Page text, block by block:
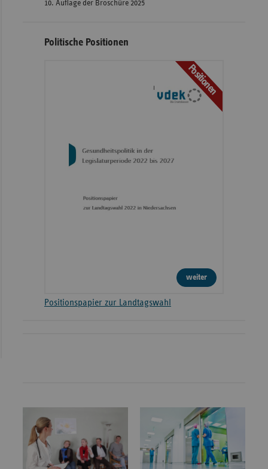
10. Auflage der Broschüre 2025
Politische Positionen
Positionen
weiter
Positionspapier zur Landtagswahl